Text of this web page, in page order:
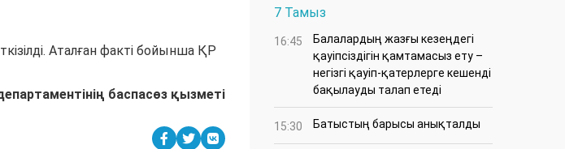
Аталған факті бойынша ҚР
баспасөз қызметі
7 Тамыз
16:45
Балалардың жазғы кезеңдегі
қауіпсіздігін қамтамасыз ету –
негізгі қауіп-қатерлерге кешенді
бақылауды талап етеді
15:30 Батыстың барысы анықталды